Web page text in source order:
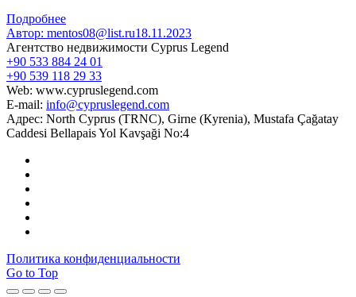
Подробнее
Автор: mentos08@list.ru18.11.2023
Агентство недвижимости Cyprus Legend
+90 533 884 24 01
+90 539 118 29 33
Web: www.cypruslegend.com
E-mail: info@cypruslegend.com
Адрес: North Cyprus (ТRNC), Girne (Кyrenia), Mustafa Çağatay
Caddesi Bellapais Yol Kavşaği No:4
Политика конфиденциальности
Go to Top